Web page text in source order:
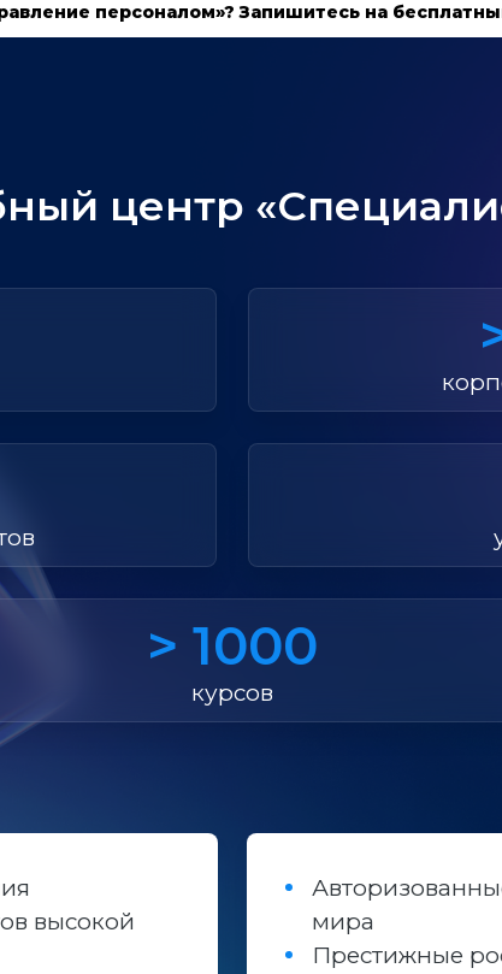
персоналом»? Запишитесь на
центр
> 1000
курсов
высокой
мира
Престижные